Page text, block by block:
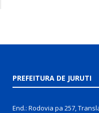
PREFEITURA DE JURUTI
End.: Rodovia pa 257,